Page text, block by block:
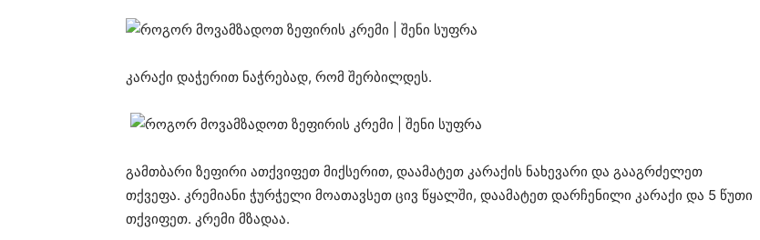
კარაქი დაჭერით ნაჭრებად, რომ შერბილდეს.
გამთბარი ზეფირი ათქვიფეთ მიქსერით, დაამატეთ კარაქის ნახევარი და გააგრძელეთ
თქვეფა. კრემიანი ჭურჭელი მოათავსეთ ცივ წყალში, დაამატეთ დარჩენილი კარაქი და 5 წუთი
თქვიფეთ. კრემი მზადაა.